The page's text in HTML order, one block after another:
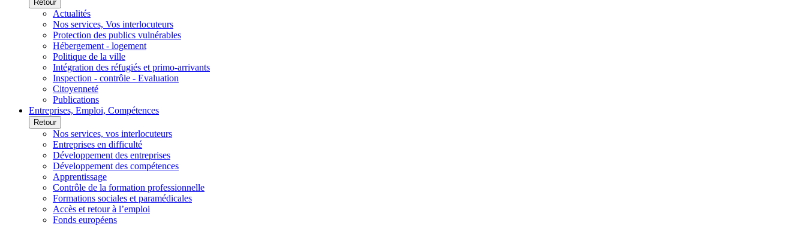
Retour
Actualités
Nos services, Vos interlocuteurs
Protection des publics vulnérables
Hébergement - logement
Politique de la ville
Intégration des réfugiés et primo-arrivants
Inspection - contrôle - Evaluation
Citoyenneté
Publications
Entreprises, Emploi, Compétences
Retour
Nos services, vos interlocuteurs
Entreprises en difficulté
Développement des entreprises
Développement des compétences
Apprentissage
Contrôle de la formation professionnelle
Formations sociales et paramédicales
Accès et retour à l’emploi
Fonds européens